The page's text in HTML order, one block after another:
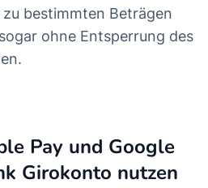
bestimmten Beträgen
ohne Entsperrung des
Pay und Google
Girokonto nutzen